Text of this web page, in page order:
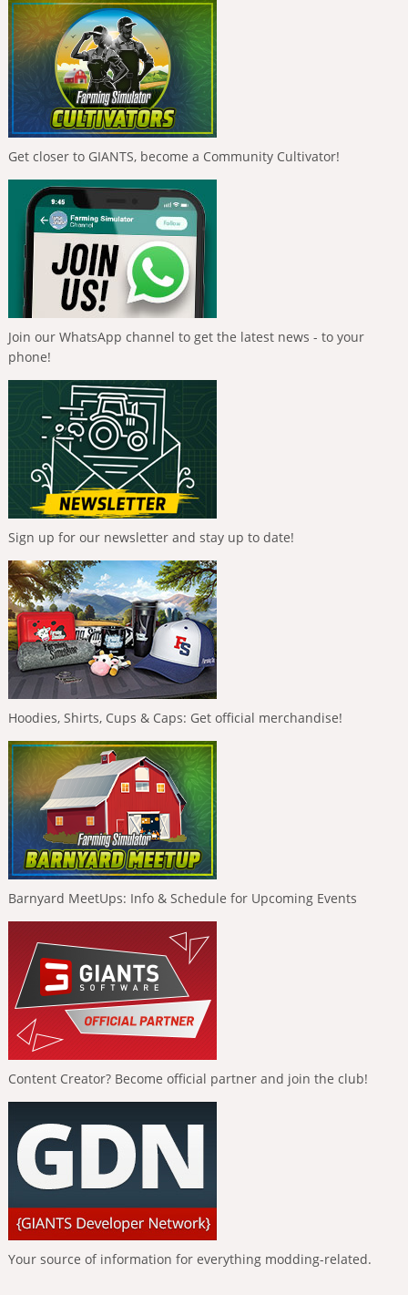
Get closer to GIANTS, become a Community Cultivator!
Join our WhatsApp channel to get the latest news - to your
phone!
Sign up for our newsletter and stay up to date!
Hoodies, Shirts, Cups & Caps: Get official merchandise!
Barnyard MeetUps: Info & Schedule for Upcoming Events
Content Creator? Become official partner and join the club!
Your source of information for everything modding-related.